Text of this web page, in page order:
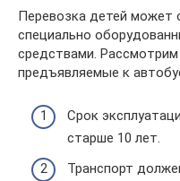
Перевозка детей может
специально
средствами.
предъявляемые к
Срок
старше 10 лет.
Транспорт